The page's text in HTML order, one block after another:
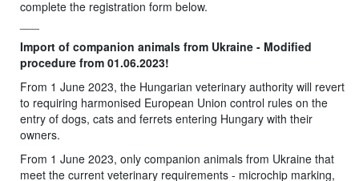
complete the registration form below.
Import of companion animals from Ukraine - Modified
procedure from 01.06.2023!
From 1 June 2023, the Hungarian veterinary authority will revert
to requiring harmonised European Union control rules on the
entry of dogs, cats and ferrets entering Hungary with their
owners.
From 1 June 2023, only companion animals from Ukraine that
meet the current veterinary requirements - microchip marking,